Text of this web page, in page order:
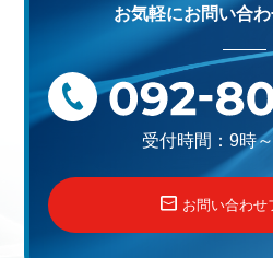
お気軽にお問い合
受付時間：9時
お問い合わせ